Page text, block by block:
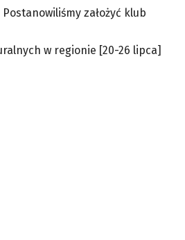
założyć klub
w regionie [20-26 lipca]